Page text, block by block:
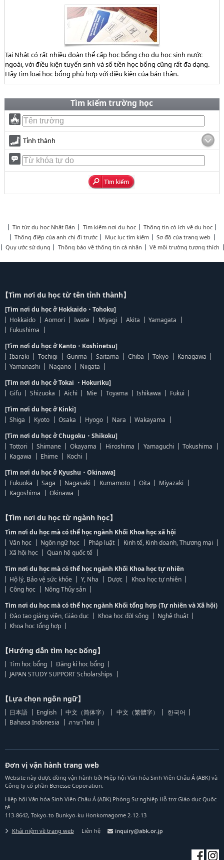
Tại Nhật có rất nhiều đoàn thể cấp học bổng cho du học sinh nước
ngoài, với điều kiện tuyển sinh và số tiền học bổng cũng rất đa dạng.
Hãy tìm loại học bổng phù hợp với điều kiện của bản thân.
Tìm kiếm trường học
Tỉnh thành
Tin tức du học Nhật Bản Tìm kiếm nơi du học
Thông tin có ích về du học
Thông điệp của anh chị đi trước
Mục lục tìm kiếm
Sơ đồ của trang web
Quy ước sử dụng
Thông báo về thông tin cá nhân Về môi trường tương thích
【Tìm nơi du học từ tên tỉnh thành】
[Tìm nơi du học ở Hokkaido・Tohoku]
Hokkaido
Aomori Iwate Miyagi Akita
Yamagata
Fukushima
[Tìm nơi du học ở Kanto・Koshinetsu]
Ibaraki
Tochigi Gunma Saitama Chiba Tokyo
Kanagawa
Yamanashi
Nagano
Niigata
[Tìm nơi du học ở Tokai ・Hokuriku]
Gifu
Shizuoka Aichi Mie Toyama Ishikawa
Fukui
[Tìm nơi du học ở Kinki]
Shiga
Kyoto Osaka Hyogo Nara
Wakayama
[Tìm nơi du học ở Chugoku・Shikoku]
Tottori
Shimane Okayama Hiroshima Yamaguchi
Tokushima
Kagawa
Ehime
Kochi
[Tìm nơi du học ở Kyushu・Okinawa]
Fukuoka
Saga Nagasaki Kumamoto Oita
Miyazaki
Kagoshima
Okinawa
【Tìm nơi du học từ ngành học】
Tìm nơi du học mà có thể học ngành Khối Khoa học xã hội
Văn học
Ngôn ngữ học Pháp luật
Kinh tế, Kinh doanh, Thương mại
Xã hội học
Quan hệ quốc tế
Tìm nơi du học mà có thể học ngành Khối Khoa học tự nhiên
Hộ lý, Bảo vệ sức khỏe
Y, Nha Dược
Khoa học tự nhiên
Công học
Nông Thủy sản
Tìm nơi du học mà có thể học ngành Khối tổng hợp (Tự nhiên và Xã hội)
Đào tạo giảng viên, Giáo dục
Khoa học đời sống
Nghệ thuật
Khoa học tổng hợp
【Hướng dẫn tìm học bổng】
Tìm học bổng
Đăng kí học bổng
JAPAN STUDY SUPPORT Scholarships
【Lựa chọn ngôn ngữ】
日本語 English 中文（简体字） 中文（繁體字）
한국어
Bahasa Indonesia
ภาษาไทย
Đơn vị vận hành trang web
Website này được đồng vận hành bởi Hiệp hội Văn hóa Sinh Viên Châu Á (ABK) và
Công ty cổ phần Benesse Coporation.
Hiệp hội Văn hóa Sinh Viên Châu Á (ABK) Phòng Sự nghiệp Hỗ trợ Giáo dục Quốc
tế
113-8642, Tokyo-to Bunkyo-ku Honkomagome 2-12-13
Khái niệm về trang web Liên hệ